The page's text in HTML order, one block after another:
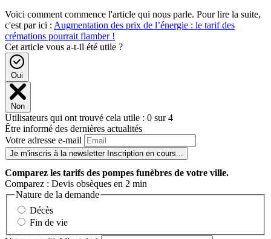
Voici comment commence l'article qui nous parle. Pour lire la suite,
c'est par ici : Augmentation des prix de l’énergie : le tarif des
crémations pourrait flamber !
Cet article vous a-t-il été utile ?
Oui
Non
Utilisateurs qui ont trouvé cela utile : 0 sur 4
Être informé des dernières actualités
Votre adresse e-mail
Je m'inscris à la newsletter Inscription en cours...
Comparez les tarifs des pompes funèbres de votre ville.
Comparez : Devis obsèques en 2 min
Nature de la demande
Décès
Fin de vie